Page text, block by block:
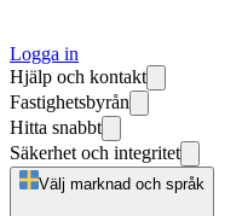
Logga in
Hjälp och kontakt
Fastighetsbyrån
Hitta snabbt
Säkerhet och integritet
Välj marknad och språk